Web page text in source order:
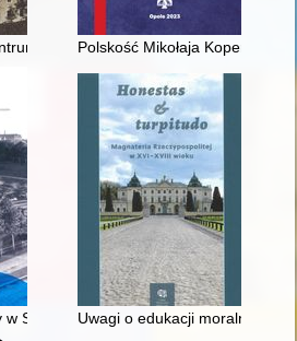
poligonu drawskiego od
Polskość Mikołaja Kopernika z
Sopocie : prestiż finansowy i
Uwagi o edukacji moralnej